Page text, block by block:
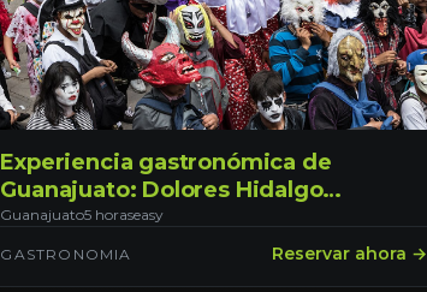
Experiencia gastronómica de
Guanajuato: Dolores Hidalgo
independencia y sabores locales
Guanajuato5 horaseasy
GASTRONOMIA Reservar ahora →